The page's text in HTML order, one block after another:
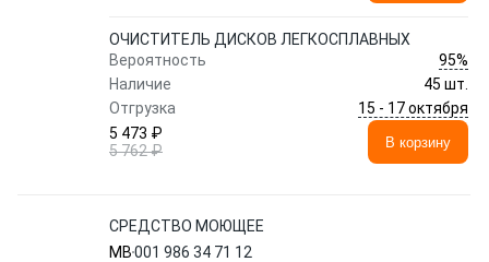
ОЧИСТИТЕЛЬ ДИСКОВ ЛЕГКОСПЛАВНЫХ
Вероятность
95%
Наличие
45 шт.
Отгрузка
15 - 17 октября
5 473 ₽
5 762 ₽
В корзину
СРЕДСТВО МОЮЩЕЕ
MB001 986 34 71 12